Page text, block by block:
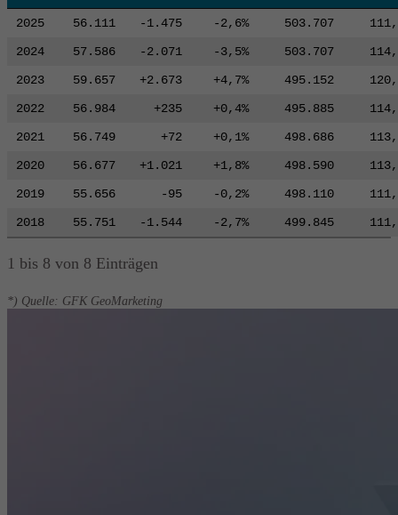
2025 56.111 -1.475 -2,6% 503.707
2024
57.586 -2.071 -3,5% 503.707
2023
59.657 +2.673 +4,7% 495.152
2022
56.984 +235 +0,4% 495.885
2021
56.749 +72 +0,1% 498.686
2020
56.677 +1.021 +1,8% 498.590
2019
55.656 -95 -0,2% 498.110
2018
55.751 -1.544 -2,7% 499.845
1 bis 8 von 8 Einträgen
*) Quelle: GFK GeoMarketing